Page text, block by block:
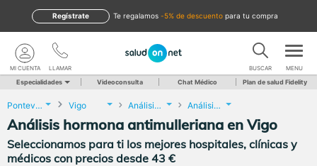
te regalamos -5% de descuento para tu compra
Regístrate
LLAMAR
MI CUENTA BUSCAR MENU
Especialidades Videoconsulta Chat Médico Plan de salud Fidelity
Pontevedra Vigo Análisis Clínicos Análisis hormona antimulleriana
Análisis hormona antimulleriana en Vigo
Seleccionamos para ti los mejores hospitales, clínicas y
médicos con precios desde 43 €